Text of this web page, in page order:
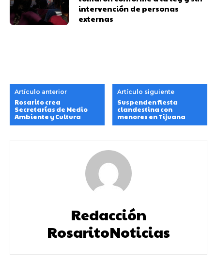
intervención de personas
externas
Artículo anterior
Rosarito crea
Secretarías de Medio
Ambiente y Cultura
Artículo siguiente
Suspenden fiesta
clandestina con
menores en Tijuana
Redacción
RosaritoNoticias